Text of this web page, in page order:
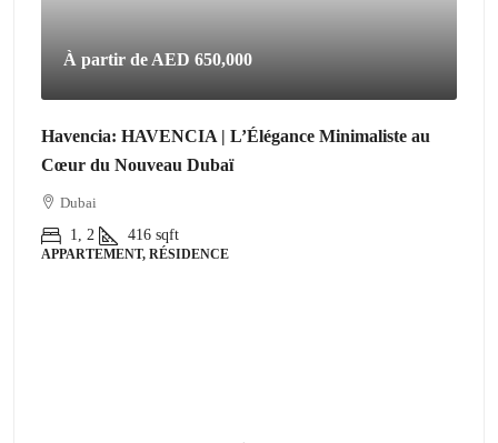
À partir de AED 650,000
Havencia: HAVENCIA | L’Élégance Minimaliste au
Cœur du Nouveau Dubaï
Dubai
1, 2
416 sqft
APPARTEMENT, RÉSIDENCE